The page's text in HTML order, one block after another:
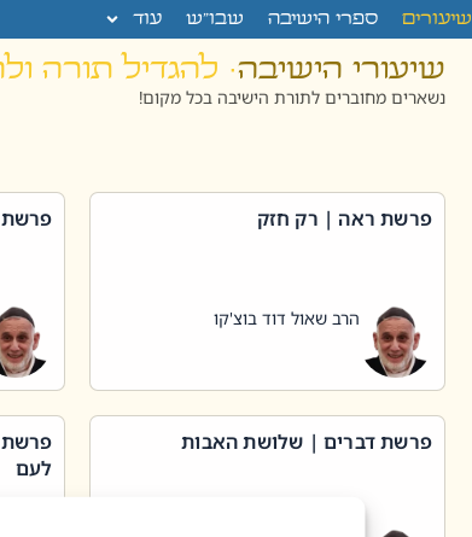
שיעורים ספרי הישיבה שבו”ש עוד
שיעורי הישיבה· להגדיל תורה
נשארים מחוברים לתורת הישיבה בכל מקום!
פרשת ראה | רק חזק
הרב שאול דוד בוצ'קו
פרשת דברים | שלושת האבות
פרשת
לעם